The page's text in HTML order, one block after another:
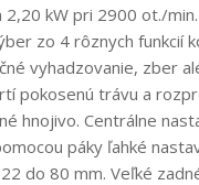
kW pri 2900 ot./
zo 4 rôznych funkcií
vyhadzovanie, zber
pokosenú trávu a
hnojivo. Centrálne
páky ľahké
do 80 mm. Veľké